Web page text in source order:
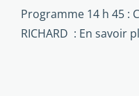
Programme 14 h 45 :
RICHARD : En savoir